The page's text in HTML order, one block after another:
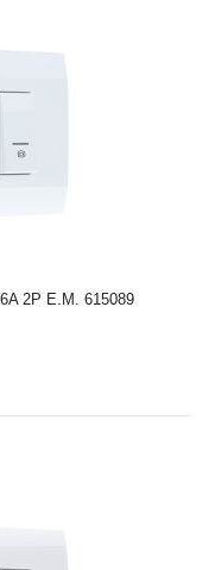
2P E.M. 615089